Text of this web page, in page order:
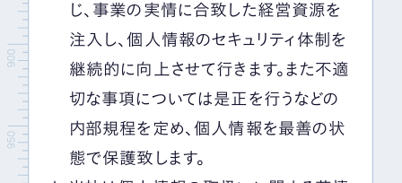
じ、事業の実情に合致した経営資源を
注入し、個人情報のセキュリティ体制を
継続的に向上させて行きます。また不適
切な事項については是正を行うなどの
内部規程を定め、個人情報を最善の状
態で保護致します。